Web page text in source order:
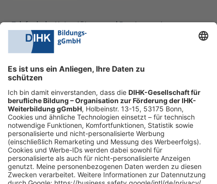
Telefonische Unterstützung und Beratung unter:
0228 6205 205
Fr.:
09:00-14:00 Uhr
shop@dihk-bildung.shop
Vertrag widerrufen
Zahlungsarten